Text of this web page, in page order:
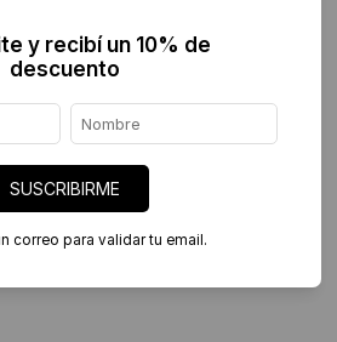
y recibí un 10% de
descuento
SUSCRIBIRME
correo para validar tu email.